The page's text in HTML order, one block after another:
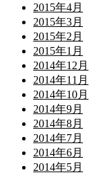
2015年4月
2015年3月
2015年2月
2015年1月
2014年12月
2014年11月
2014年10月
2014年9月
2014年8月
2014年7月
2014年6月
2014年5月